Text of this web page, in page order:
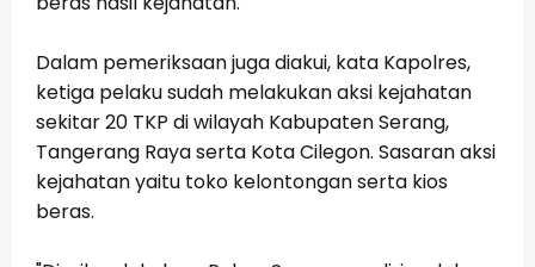
Dalam pemeriksaan juga diakui, kata Kapolres,
ketiga pelaku sudah melakukan aksi kejahatan
sekitar 20 TKP di wilayah Kabupaten Serang,
Tangerang Raya serta Kota Cilegon. Sasaran aksi
kejahatan yaitu toko kelontongan serta kios
beras.